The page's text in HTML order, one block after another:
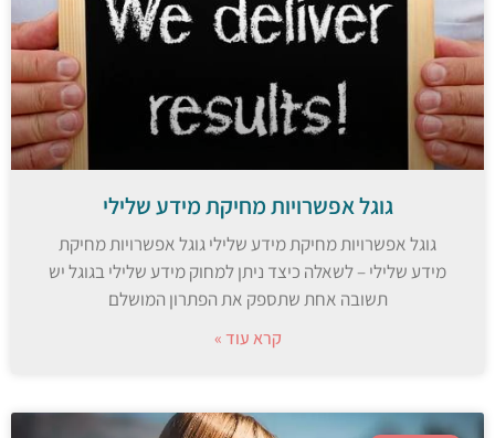
גוגל אפשרויות מחיקת מידע שלילי
גוגל אפשרויות מחיקת מידע שלילי גוגל אפשרויות מחיקת
מידע שלילי – לשאלה כיצד ניתן למחוק מידע שלילי בגוגל יש
תשובה אחת שתספק את הפתרון המושלם
קרא עוד »